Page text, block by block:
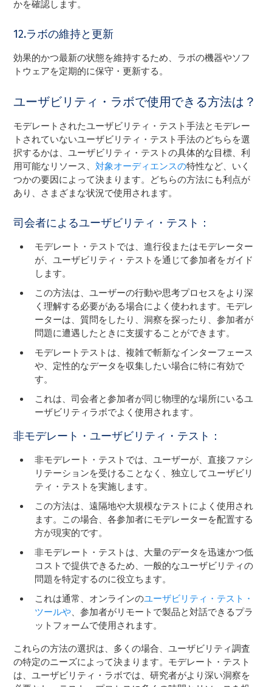
かを確認します。
12.ラボの維持と更新
効果的かつ最新の状態を維持するため、ラボの機器やソフ
トウェアを定期的に保守・更新する。
ユーザビリティ・ラボで使用できる方法は？
モデレートされたユーザビリティ・テスト手法とモデレー
トされていないユーザビリティ・テスト手法のどちらを選
択するかは、ユーザビリティ・テストの具体的な目標、利
用可能なリソース、対象オーディエンスの特性など、いく
つかの要因によって決まります。どちらの方法にも利点が
あり、さまざまな状況で使用されます。
司会者によるユーザビリティ・テスト：
モデレート・テストでは、進行役またはモデレーター
が、ユーザビリティ・テストを通じて参加者をガイド
します。
この方法は、ユーザーの行動や思考プロセスをより深
く理解する必要がある場合によく使われます。モデレ
ーターは、質問をしたり、洞察を探ったり、参加者が
問題に遭遇したときに支援することができます。
モデレートテストは、複雑で斬新なインターフェース
や、定性的なデータを収集したい場合に特に有効で
す。
これは、司会者と参加者が同じ物理的な場所にいるユ
ーザビリティラボでよく使用されます。
非モデレート・ユーザビリティ・テスト：
非モデレート・テストでは、ユーザーが、直接ファシ
リテーションを受けることなく、独立してユーザビリ
ティ・テストを実施します。
この方法は、遠隔地や大規模なテストによく使用され
ます。この場合、各参加者にモデレーターを配置する
方が現実的です。
非モデレート・テストは、大量のデータを迅速かつ低
コストで提供できるため、一般的なユーザビリティの
問題を特定するのに役立ちます。
これは通常、オンラインのユーザビリティ・テスト・
ツールや、参加者がリモートで製品と対話できるプラ
ットフォームで使用されます。
これらの方法の選択は、多くの場合、ユーザビリティ調査
の特定のニーズによって決まります。モデレート・テスト
は、ユーザビリティ・ラボでは、研究者がより深い洞察を